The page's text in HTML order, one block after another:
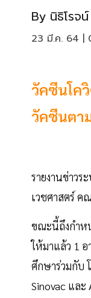
By นิธิโร
23 มี.ค. 64 |
วัคซีนโค
วัคซีนตา
รายงานข่าวร
เวชศาสตร์
ขณะนี้ถึงกำห
ให้มาแล้ว 1
ศึกษาร่วมกับ
Sinovac และ